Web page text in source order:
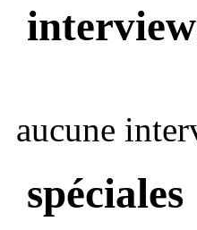
aucune
spéciales